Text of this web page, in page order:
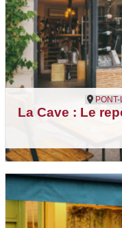
Pont-
La Cave : Le